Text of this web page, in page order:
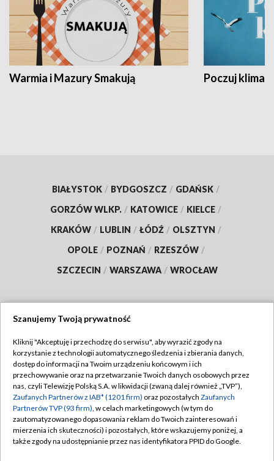
Warmia i Mazury Smakują Poczuj klimat
BIAŁYSTOK / BYDGOSZCZ / GDAŃSK /
GORZÓW WLKP. / KATOWICE / KIELCE /
KRAKÓW / LUBLIN / ŁÓDŹ / OLSZTYN /
OPOLE / POZNAŃ / RZESZÓW /
SZCZECIN / WARSZAWA / WROCŁAW
TVP
Abonament TVP
Emisja w TVP
Centrum informacji TVP
Naziemna Telewizja Cyfrowa
Regulamin TVP
Polityka prywatności
Moje zgody
Pomoc
Szanujemy Twoją prywatność
Kliknij "Akceptuję i przechodzę do serwisu", aby wyrazić zgody na
korzystanie z technologii automatycznego śledzenia i zbierania danych,
dostęp do informacji na Twoim urządzeniu końcowym i ich
przechowywanie oraz na przetwarzanie Twoich danych osobowych przez
nas, czyli Telewizję Polską S.A. w likwidacji (zwaną dalej również „TVP”),
Zaufanych Partnerów z IAB* (1201 firm) oraz pozostałych Zaufanych
Partnerów TVP (93 firm), w celach marketingowych (w tym do
zautomatyzowanego dopasowania reklam do Twoich zainteresowań i
mierzenia ich skuteczności) i pozostałych, które wskazujemy poniżej, a
także zgody na udostępnianie przez nas identyfikatora PPID do Google.